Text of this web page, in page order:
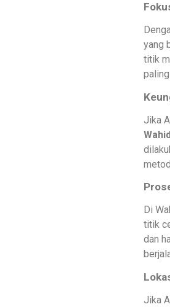
yang
titik
Jika
Di
titik
dan
Jika